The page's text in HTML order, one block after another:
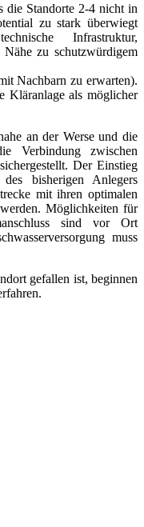
die Standorte 2-4 nicht in
zu stark überwiegt
Infrastruktur,
Nähe zu schutzwürdigem
Nachbarn zu erwarten).
Kläranlage als möglicher
an der Werse und die
Verbindung zwischen
Der Einstieg
bisherigen Anlegers
mit ihren optimalen
Möglichkeiten für
sind vor Ort
muss
gefallen ist, beginnen